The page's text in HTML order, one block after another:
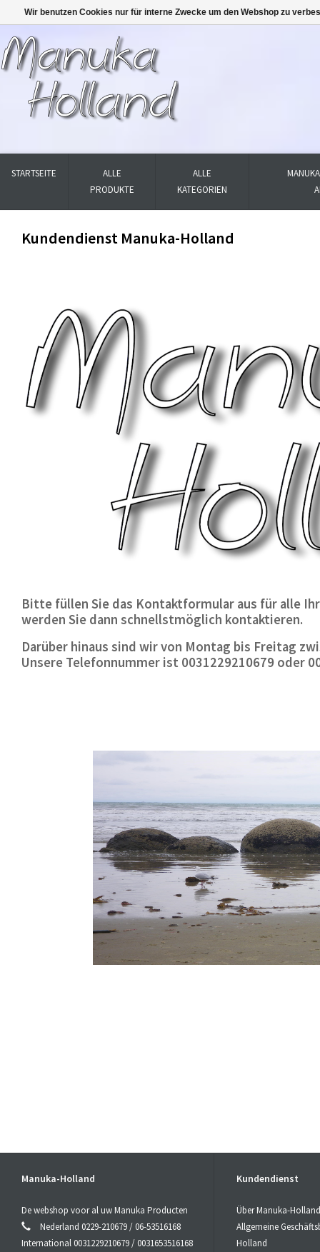
STARTSEITE
ALLE
PRODUKTE
ALLE
KATEGORIEN
Kundendienst Manuka-Holland
Bitte füllen Sie das Kontaktformular aus für alle
werden Sie dann schnellstmöglich kontaktieren.
Darüber hinaus sind wir von Montag bis Freitag
Unsere Telefonnummer ist 0031229210679 oder
Manuka-Holland
De webshop voor al uw Manuka Producten
Nederland 0229-210679 / 06-53516168
International 0031229210679 / 0031653516168
Kundendienst
Über Manuka-Holland
Allgemeine
Holland
Wir benutzen Cookies nur für interne Zwecke um den Webshop zu